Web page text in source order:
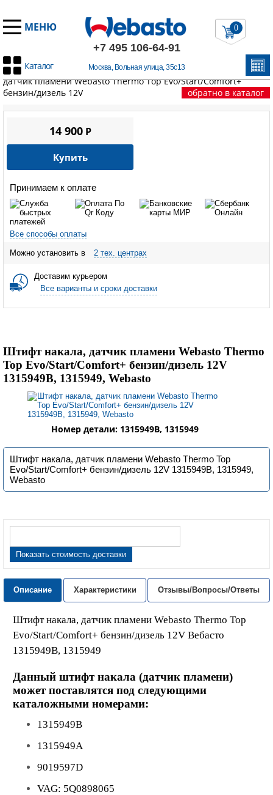
МЕНЮ
+7 495 106-64-91
Москва, Вольная улица, 35с13
Каталог
0
Главная / Запчасти Вебасто/Thermo Top Evo
Штифт накала,
датчик пламени Webasto Thermo Top Evo/Start/Comfort+
бензин/дизель 12V
обратно в каталог
Принимаем к оплате
Все способы оплаты
Можно установить в 2 тех. центрах
Доставим курьером
Все варианты и сроки доставки
14 900P
Купить
Штифт накала, датчик пламени Webasto Thermo
Top Evo/Start/Comfort+ бензин/дизель 12V
1315949B, 1315949, Webasto
Номер детали: 1315949B, 1315949
Штифт накала, датчик пламени Webasto Thermo Top
Evo/Start/Comfort+ бензин/дизель 12V 1315949B, 1315949,
Webasto
Показать стоимость доставки
Описание Характеристики Отзывы/Вопросы/Ответы
Штифт накала, датчик пламени Webasto Thermo Top
Evo/Start/Comfort+ бензин/дизель 12V Вебасто
1315949B, 1315949
Данный штифт накала (датчик пламени)
может поставлятся под следующими
каталожными номерами:
1315949B
1315949A
9019597D
VAG: 5Q0898065